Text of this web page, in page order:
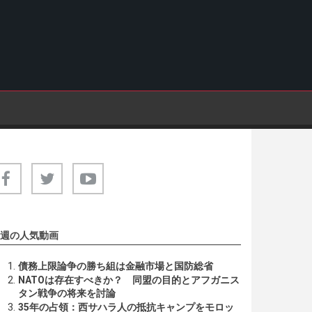
の人気動画
債務上限論争の勝ち組は金融市場と国防総省
NATOは存在すべきか？ 同盟の目的とアフガニス
タン戦争の将来を討論
35年の占領：西サハラ人の抵抗キャンプをモロッ